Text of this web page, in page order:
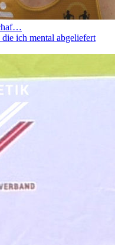
ich mental abgeliefert